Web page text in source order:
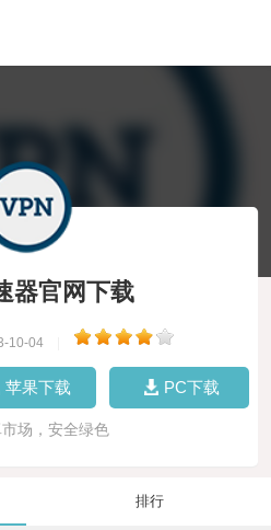
器官网下载
10-04
苹果下载 PC下载
场，安全绿色
排行